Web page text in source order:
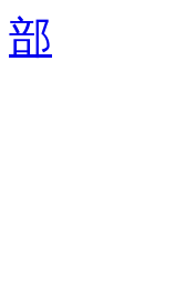
部